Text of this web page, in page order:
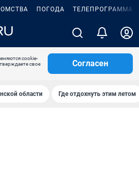
ПОГОДА ТЕЛЕПРОГРАММА
cookie-
свое
Согласен
области Где отдохнуть этим летом